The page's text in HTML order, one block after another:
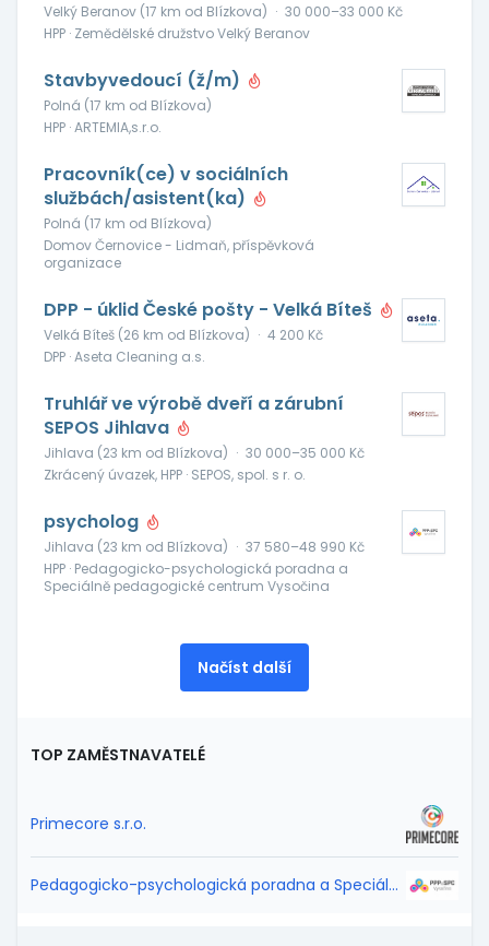
Velký Beranov (17 km od Blízkova) · 30 000–33 000 Kč
HPP · Zemědělské družstvo Velký Beranov
Stavbyvedoucí (ž/m)
Polná (17 km od Blízkova)
HPP · ARTEMIA,s.r.o.
Pracovník(ce) v sociálních
službách/asistent(ka)
Polná (17 km od Blízkova)
Domov Černovice - Lidmaň, příspěvková
organizace
DPP - úklid České pošty - Velká Bíteš
Velká Bíteš (26 km od Blízkova) · 4 200 Kč
DPP · Aseta Cleaning a.s.
Truhlář ve výrobě dveří a zárubní
SEPOS Jihlava
Jihlava (23 km od Blízkova) · 30 000–35 000 Kč
Zkrácený úvazek, HPP · SEPOS, spol. s r. o.
psycholog
Jihlava (23 km od Blízkova) · 37 580–48 990 Kč
HPP · Pedagogicko-psychologická poradna a
Speciálně pedagogické centrum Vysočina
Načíst další
TOP ZAMĚSTNAVATELÉ
Primecore s.r.o.
Pedagogicko-psychologická poradna a Speciálně pedagogické centrum Vysočina